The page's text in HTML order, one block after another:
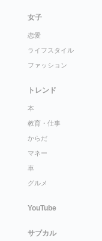
女子
恋愛
ライフスタイル
ファッション
トレンド
本
教育・仕事
からだ
マネー
車
グルメ
YouTube
サブカル